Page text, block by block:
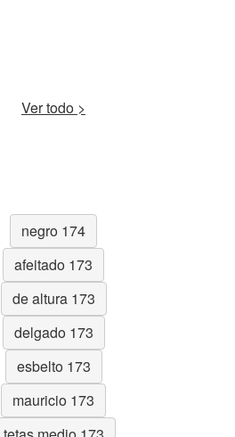
Ver todo >
negro 174
afeitado 173
de altura 173
delgado 173
esbelto 173
mauricio 173